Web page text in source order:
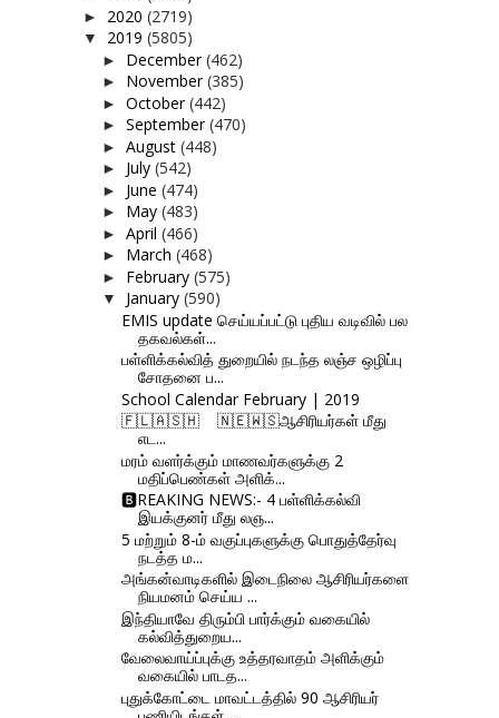
► 2020 (2719)
▼ 2019 (5805)
► December(462)
► November(385)
► October(442)
► September(470)
► August (448)
► July (542)
► June (474)
► May (483)
► April (466)
► March (468)
► February (575)
▼ January (590)
EMIS update செய்யப்பட்டு புதிய வடிவில் பல
தகவல்கள்...
பள்ளிக்கல்வித் துறையில் நடந்த லஞ்ச ஒழிப்பு
சோதனை ப...
School Calendar February | 2019
🇫‌🇱‌🇦‌🇸‌🇭‌ 🇳‌🇪‌🇼‌🇸‌ஆசிரியர்கள் மீது
எட...
மரம் வளர்க்கும் மாணவர்களுக்கு 2
மதிப்பெண்கள் அளிக்...
🅱REAKING NEWS:- 4 பள்ளிக்கல்வி
இயக்குனர் மீது லஞ...
5 மற்றும் 8-ம் வகுப்புகளுக்கு பொதுத்தேர்வு
நடத்த ம...
அங்கன்வாடிகளில் இடைநிலை ஆசிரியர்களை
நியமனம் செய்ய ...
இந்தியாவே திரும்பி பார்க்கும் வகையில்
கல்வித்துறைய...
வேலைவாய்ப்புக்கு உத்தரவாதம் அளிக்கும்
வகையில் பாடத...
புதுக்கோட்டை மாவட்டத்தில் 90 ஆசிரியர்